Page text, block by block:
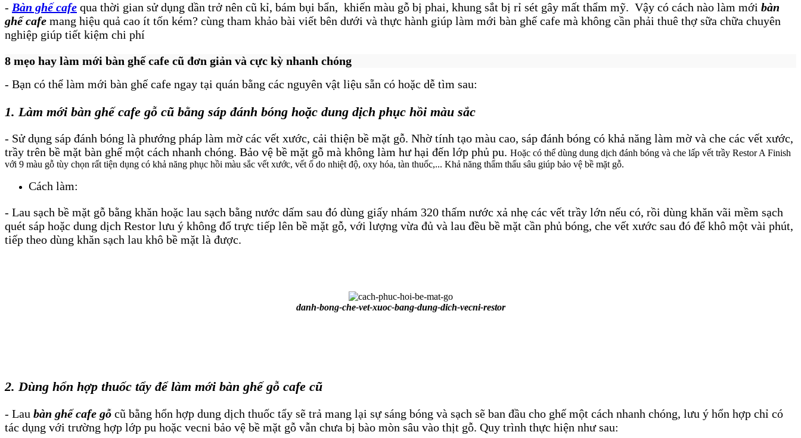
- Bàn ghế cafe qua thời gian sử dụng dần trở nên cũ kỉ, bám bụi bẩn, khiến màu gỗ bị phai, khung sắt bị rỉ sét gây mất thẩm mỹ. Vậy có cách nào làm mới bàn
ghế cafe mang hiệu quả cao ít tốn kém? cùng tham khảo bài viết bên dưới và thực hành giúp làm mới bàn ghế cafe mà không cần phải thuê thợ sữa chữa chuyên
nghiệp giúp tiết kiệm chi phí
8 mẹo hay làm mới bàn ghế cafe cũ đơn giản và cực kỳ nhanh chóng
- Bạn có thể làm mới bàn ghế cafe ngay tại quán bằng các nguyên vật liệu sẵn có hoặc dễ tìm sau:
1. Làm mới bàn ghế cafe gỗ cũ bằng sáp đánh bóng hoặc dung dịch phục hồi màu sắc
- Sử dụng sáp đánh bóng là phướng pháp làm mờ các vết xước, cải thiện bề mặt gỗ. Nhờ tính tạo màu cao, sáp đánh bóng có khả năng làm mờ và che các vết xước,
trầy trên bề mặt bàn ghế một cách nhanh chóng. Bảo vệ bề mặt gỗ mà không làm hư hại đến lớp phủ pu. Hoặc có thể dùng dung dịch đánh bóng và che lấp vết trầy Restor A Finish
với 9 màu gỗ tùy chọn rất tiện dụng có khả năng phục hồi màu sắc vết xước, vết ố do nhiệt độ, oxy hóa, tàn thuốc,... Khả năng thẩm thấu sâu giúp bảo vệ bề mặt gỗ.
Cách làm:
- Lau sạch bề mặt gỗ bằng khăn hoặc lau sạch bằng nước dấm sau đó dùng giấy nhám 320 thấm nước xả nhẹ các vết trầy lớn nếu có, rồi dùng khăn vãi mềm sạch
quét sáp hoặc dung dịch Restor lưu ý không đổ trực tiếp lên bề mặt gỗ, với lượng vừa đủ và lau đều bề mặt cần phủ bóng, che vết xước sau đó để khô một vài phút,
tiếp theo dùng khăn sạch lau khô bề mặt là được.
danh-bong-che-vet-xuoc-bang-dung-dich-vecni-restor
2. Dùng hổn hợp thuốc tẩy để làm mới bàn ghế gỗ cafe cũ
- Lau bàn ghế cafe gỗ cũ bằng hổn hợp dung dịch thuốc tẩy sẽ trả mang lại sự sáng bóng và sạch sẽ ban đầu cho ghế một cách nhanh chóng, lưu ý hổn hợp chỉ có
tác dụng với trường hợp lớp pu hoặc vecni bảo vệ bề mặt gỗ vẫn chưa bị bào mòn sâu vào thịt gỗ. Quy trình thực hiện như sau: